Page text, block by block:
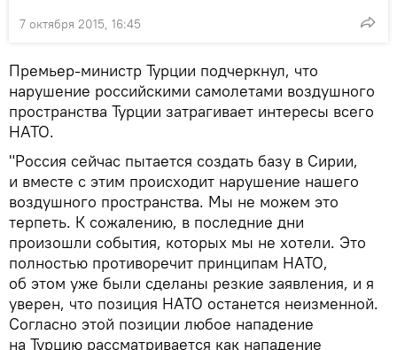
7 октября 2015, 16:45
Премьер-министр Турции подчеркнул, что
нарушение российскими самолетами воздушного
пространства Турции затрагивает интересы всего
НАТО.
"Россия сейчас пытается создать базу в Сирии,
и вместе с этим происходит нарушение нашего
воздушного пространства. Мы не можем это
терпеть. К сожалению, в последние дни
произошли события, которых мы не хотели. Это
полностью противоречит принципам НАТО,
об этом уже были сделаны резкие заявления, и я
уверен, что позиция НАТО останется неизменной.
Согласно этой позиции любое нападение
на Турцию рассматривается как нападение